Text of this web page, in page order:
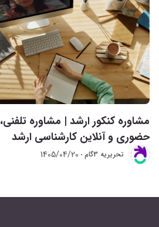
مشاوره کنکور ارشد | مشاوره تلفنی،
حضوری و آنلاین کارشناسی ارشد
تحريريه 3گام 1405/04/20